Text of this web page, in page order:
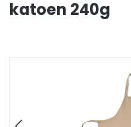
katoen 240g